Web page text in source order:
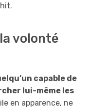
volonté
capable de
lui-même les
en apparence, ne